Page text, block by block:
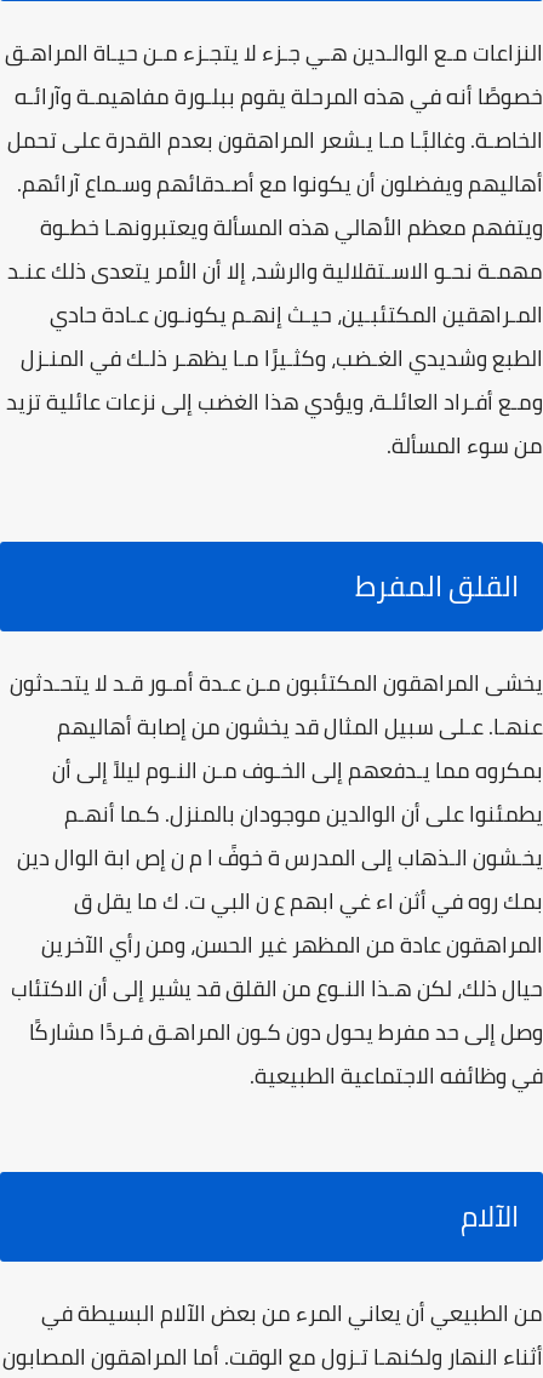
النزاعات مـع الوالـدين هـي جـزء لا يتجـزء مـن حيـاة المراهـق
خصوصًا أنه في هذه المرحلة يقوم ببلـورة مفاهيمـة وآرائـه
الخاصـة. وغالبًـا مـا يـشعر المراهقون بعدم القدرة على تحمل
أهاليهم ويفضلون أن يكونوا مع أصـدقائهم وسـماع آرائهم.
ويتفهم معظم الأهالي هذه المسألة ويعتبرونهـا خطـوة
مهمـة نحـو الاسـتقلالية والرشد، إلا أن الأمر يتعدى ذلك عنـد
المـراهقين المكتئبـين، حيـث إنهـم يكونـون عـادة حادي
الطبع وشديدي الغـضب، وكثـيرًا مـا يظهـر ذلـك في المنـزل
ومـع أفـراد العائلـة، ويؤدي هذا الغضب إلى نزعات عائلية تزيد
من سوء المسألة.
القلق المفرط
يخشى المراهقون المكتئبون مـن عـدة أمـور قـد لا يتحـدثون
عنهـا. عـلى سبيل المثال قد يخشون من إصابة أهاليهم
بمكروه مما يـدفعهم إلى الخـوف مـن النـوم ليلاً إلى أن
يطمئنوا على أن الوالدين موجودان بالمنزل. كـما أنهـم
يخـشون الـذهاب إلى المدرس ة خوفً ا م ن إص ابة الوال دين
بمك روه في أثن اء غي ابهم ع ن البي ت. ك ما يقل ق
المراهقون عادة من المظهر غير الحسن، ومن رأي الآخرين
حيال ذلك، لكن هـذا النـوع من القلق قد يشير إلى أن الاكتئاب
وصل إلى حد مفرط يحول دون كـون المراهـق فـردًا مشاركًا
في وظائفه الاجتماعية الطبيعية.
الآلام
من الطبيعي أن يعاني المرء من بعض الآلام البسيطة في
أثناء النهار ولكنهـا تـزول مع الوقت. أما المراهقون المصابون